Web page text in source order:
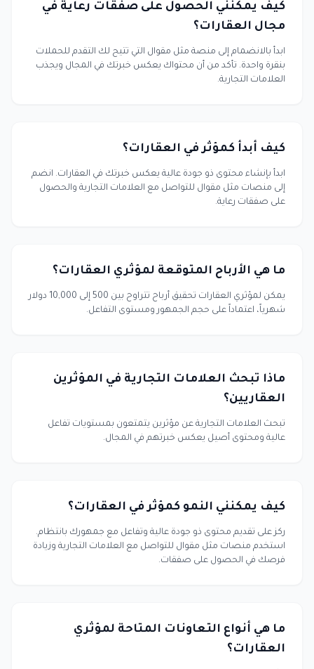
كيف يمكنني الحصول على صفقات رعاية في
مجال العقارات؟
ابدأ بالانضمام إلى منصة مثل مقوال التي تتيح لك التقدم للحملات
بنقرة واحدة. تأكد من أن محتواك يعكس خبرتك في المجال ويجذب
العلامات التجارية.
كيف أبدأ كمؤثر في العقارات؟
ابدأ بإنشاء محتوى ذو جودة عالية يعكس خبرتك في العقارات. انضم
إلى منصات مثل مقوال للتواصل مع العلامات التجارية والحصول
على صفقات رعاية.
ما هي الأرباح المتوقعة لمؤثري العقارات؟
يمكن لمؤثري العقارات تحقيق أرباح تتراوح بين 500 إلى 10,000 دولار
شهرياً، اعتماداً على حجم الجمهور ومستوى التفاعل.
ماذا تبحث العلامات التجارية في المؤثرين
العقاريين؟
تبحث العلامات التجارية عن مؤثرين يتمتعون بمستويات تفاعل
عالية ومحتوى أصيل يعكس خبرتهم في المجال.
كيف يمكنني النمو كمؤثر في العقارات؟
ركز على تقديم محتوى ذو جودة عالية وتفاعل مع جمهورك بانتظام.
استخدم منصات مثل مقوال للتواصل مع العلامات التجارية وزيادة
فرصك في الحصول على صفقات.
ما هي أنواع التعاونات المتاحة لمؤثري
العقارات؟